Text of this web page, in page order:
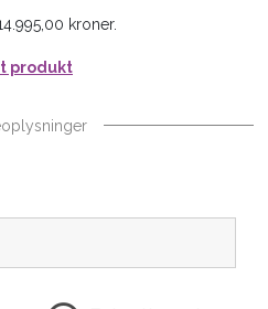
kroner.
produkt